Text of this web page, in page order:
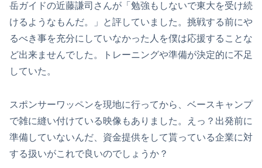
岳ガイドの近藤謙司さんが「勉強もしないで東大を受け続
けるようなもんだ。」と評していました。挑戦する前にや
るべき事を充分にしていなかった人を僕は応援することな
ど出来ませんでした。トレーニングや準備が決定的に不足
していた。
スポンサーワッペンを現地に行ってから、ベースキャンプ
で雑に縫い付けている映像もありました。えっ？出発前に
準備していないんだ、資金提供をして貰っている企業に対
する扱いがこれで良いのでしょうか？